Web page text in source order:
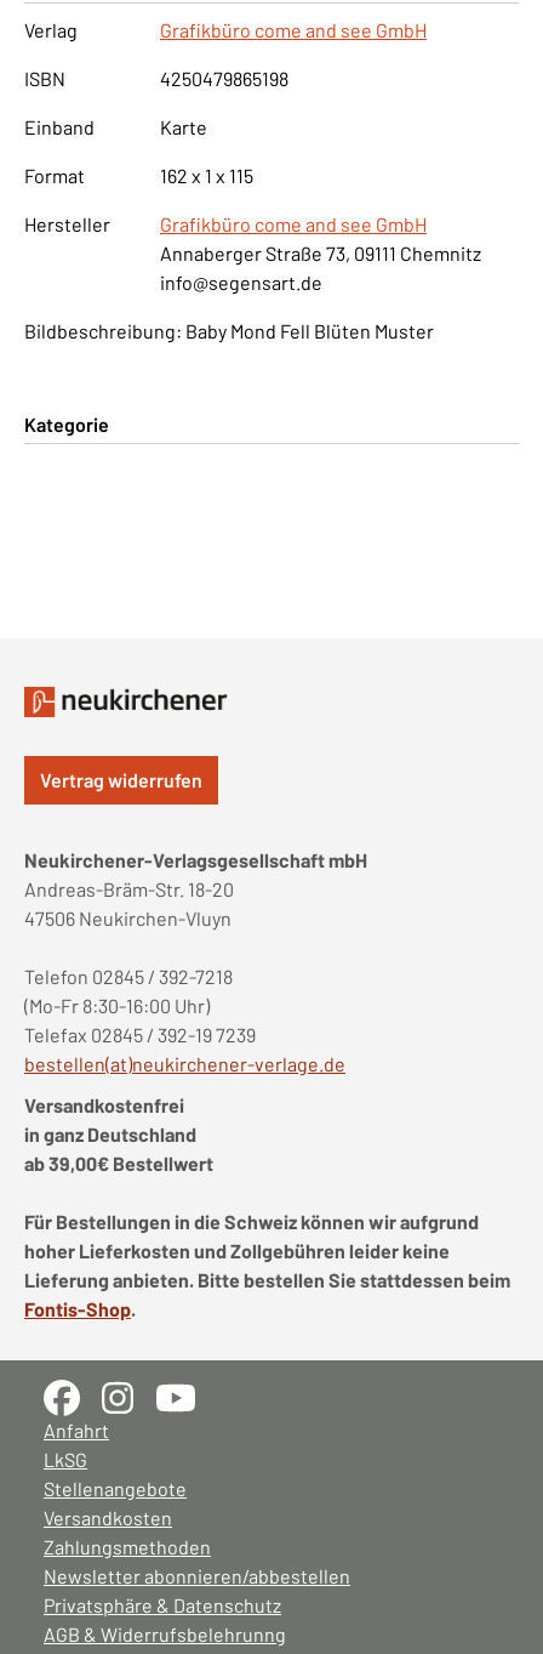
Verlag
Grafikbüro come and see GmbH
ISBN 4250479865198
Einband Karte
Format 162 x 1 x 115
Hersteller
Grafikbüro come and see GmbH
Annaberger Straße 73, 09111 Chemnitz
info@segensart.de
Bildbeschreibung: Baby Mond Fell Blüten Muster
Kategorie
Vertrag widerrufen
Neukirchener-Verlagsgesellschaft mbH
Andreas-Bräm-Str. 18-20
47506 Neukirchen-Vluyn
Telefon 02845 / 392-7218
(Mo-Fr 8:30-16:00 Uhr)
Telefax 02845 / 392-19 7239
bestellen(at)neukirchener-verlage.de
Versandkostenfrei
in ganz Deutschland
ab 39,00€ Bestellwert
Für Bestellungen in die Schweiz können wir aufgrund
hoher Lieferkosten und Zollgebühren leider keine
Lieferung anbieten. Bitte bestellen Sie stattdessen beim
Fontis-Shop.
Anfahrt
LkSG
Stellenangebote
Versandkosten
Zahlungsmethoden
Newsletter abonnieren/abbestellen
Privatsphäre & Datenschutz
AGB & Widerrufsbelehrunng